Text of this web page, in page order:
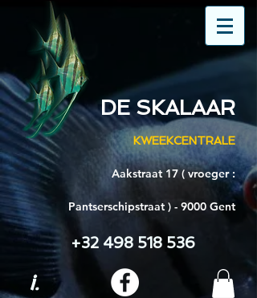
DE SKALAAR
KWEEKCENTRALE
Aakstraat 17 ( vroeger :
Pantserschipstraat ) - 9000 Gent
+32 498 518 536
i.